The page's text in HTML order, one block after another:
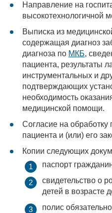
Направление на
высокотехнологичной
Выписка из
содержащая диагноз
диагноза по МКБ,
пациента, результаты
инструментальных и
подтверждающих
необходимость
медицинской помощи.
Согласие на
пациента и (или) его
Копии следующих
паспорт
свидетельство о
детей в возрасте
полис